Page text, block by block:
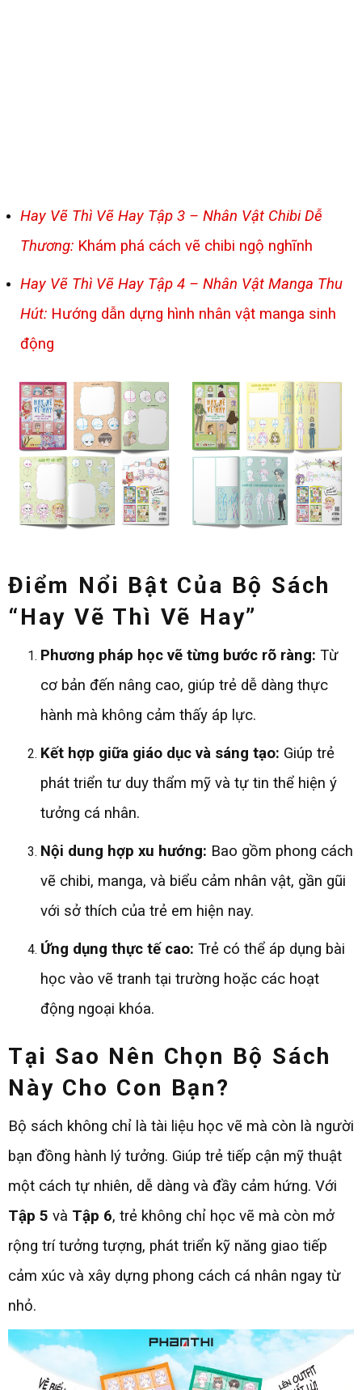
Hay Vẽ Thì Vẽ Hay Tập 3 – Nhân Vật Chibi Dễ
Thương: Khám phá cách vẽ chibi ngộ nghĩnh
Hay Vẽ Thì Vẽ Hay Tập 4 – Nhân Vật Manga Thu
Hút: Hướng dẫn dựng hình nhân vật manga sinh
động
Điểm Nổi Bật Của Bộ Sách
“Hay Vẽ Thì Vẽ Hay”
Phương pháp học vẽ từng bước rõ ràng: Từ
cơ bản đến nâng cao, giúp trẻ dễ dàng thực
hành mà không cảm thấy áp lực.
Kết hợp giữa giáo dục và sáng tạo: Giúp trẻ
phát triển tư duy thẩm mỹ và tự tin thể hiện ý
tưởng cá nhân.
Nội dung hợp xu hướng: Bao gồm phong cách
vẽ chibi, manga, và biểu cảm nhân vật, gần gũi
với sở thích của trẻ em hiện nay.
Ứng dụng thực tế cao: Trẻ có thể áp dụng bài
học vào vẽ tranh tại trường hoặc các hoạt
động ngoại khóa.
Tại Sao Nên Chọn Bộ Sách
Này Cho Con Bạn?
Bộ sách không chỉ là tài liệu học vẽ mà còn là người
bạn đồng hành lý tưởng. Giúp trẻ tiếp cận mỹ thuật
một cách tự nhiên, dễ dàng và đầy cảm hứng. Với
Tập 5 và Tập 6, trẻ không chỉ học vẽ mà còn mở
rộng trí tưởng tượng, phát triển kỹ năng giao tiếp
cảm xúc và xây dựng phong cách cá nhân ngay từ
nhỏ.